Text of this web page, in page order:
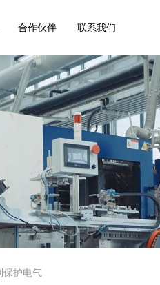
合作伙伴 联系我们
保护电气